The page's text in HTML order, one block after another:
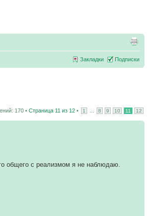
Закладки Подписки
170 • Страница 11 из 12 • 1 8 9 10 11 12
общего с реализмом я не наблюдаю.